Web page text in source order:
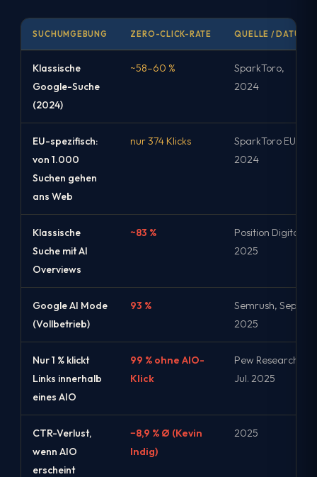
SUCHUMGEBUNG ZERO-CLICK-RATE QUELLE / DATUM
Klassische
Google-Suche
(2024)
~58–60 %
SparkToro,
2024
EU-spezifisch:
von 1.000
Suchen gehen
ans Web
nur 374 Klicks
SparkToro EU,
2024
Klassische
Suche mit AI
Overviews
~83 %
Position Digital,
2025
Google AI Mode
(Vollbetrieb)
93 %
Semrush, Sep.
2025
Nur 1 % klickt
Links innerhalb
eines AIO
99 % ohne AIO-
Klick
Pew Research,
Jul. 2025
CTR-Verlust,
wenn AIO
erscheint
−8,9 % Ø (Kevin
Indig)
2025